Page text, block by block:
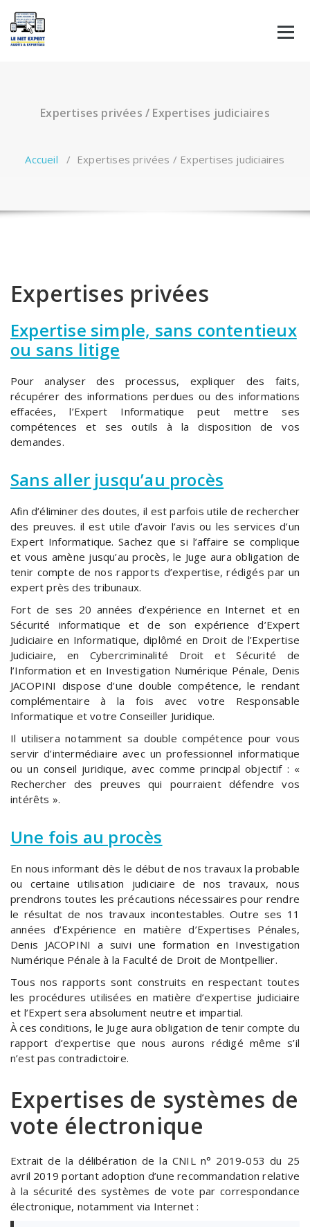
au
contenu
Expertises privées / Expertises judiciaires
Accueil / Expertises privées / Expertises judiciaires
Expertises privées
Expertise simple, sans contentieux
ou sans litige
Pour analyser des processus, expliquer des faits,
récupérer des informations perdues ou des informations
effacées, l’Expert Informatique peut mettre ses
compétences et ses outils à la disposition de vos
demandes.
Sans aller jusqu’au procès
Afin d’éliminer des doutes, il est parfois utile de rechercher
des preuves. il est utile d’avoir l’avis ou les services d’un
Expert Informatique. Sachez que si l’affaire se complique
et vous amène jusqu’au procès, le Juge aura obligation de
tenir compte de nos rapports d’expertise, rédigés par un
expert près des tribunaux.
Fort de ses 20 années d’expérience en Internet et en
Sécurité informatique et de son expérience d’Expert
Judiciaire en Informatique, diplômé en Droit de l’Expertise
Judiciaire, en Cybercriminalité Droit et Sécurité de
l’Information et en Investigation Numérique Pénale, Denis
JACOPINI dispose d’une double compétence, le rendant
complémentaire à la fois avec votre Responsable
Informatique et votre Conseiller Juridique.
Il utilisera notamment sa double compétence pour vous
servir d’intermédiaire avec un professionnel informatique
ou un conseil juridique, avec comme principal objectif : «
Rechercher des preuves qui pourraient défendre vos
intérêts ».
Une fois au procès
En nous informant dès le début de nos travaux la probable
ou certaine utilisation judiciaire de nos travaux, nous
prendrons toutes les précautions nécessaires pour rendre
le résultat de nos travaux incontestables. Outre ses 11
années d’Expérience en matière d’Expertises Pénales,
Denis JACOPINI a suivi une formation en Investigation
Numérique Pénale à la Faculté de Droit de Montpellier.
Tous nos rapports sont construits en respectant toutes
les procédures utilisées en matière d’expertise judiciaire
et l’Expert sera absolument neutre et impartial.
À ces conditions, le Juge aura obligation de tenir compte du
rapport d’expertise que nous aurons rédigé même s’il
n’est pas contradictoire.
Expertises de systèmes de
vote électronique
Extrait de la délibération de la CNIL n° 2019-053 du 25
avril 2019 portant adoption d’une recommandation relative
à la sécurité des systèmes de vote par correspondance
électronique, notamment via Internet :